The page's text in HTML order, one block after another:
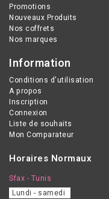
Promotions
Nouveaux Produits
Nos coffrets
Nos marques
Information
Conditions d'utilisation
A propos
Inscription
Connexion
Liste de souhaits
Mon Comparateur
Horaires Normaux
Sfax - Tunis
Lundi - samedi